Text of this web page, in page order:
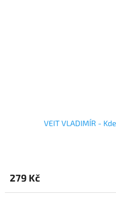
VEIT VLADIMÍR -
279 Kč